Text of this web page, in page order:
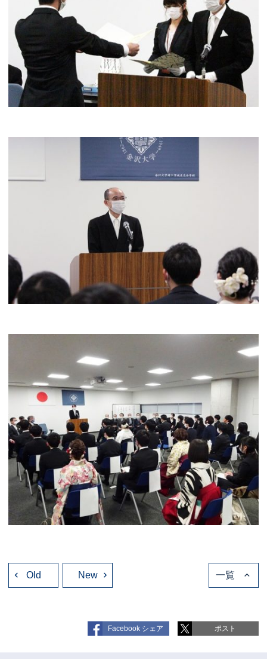
投
Old New 一覧
Facebook シェア ポスト